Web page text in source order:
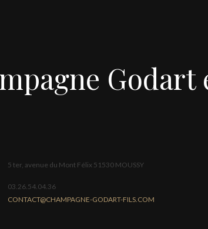
Godart
5 ter, avenue du Mont Félix 51530 MOUSSY
03.26.54.04.36
CONTACT@CHAMPAGNE-GODART-FILS.COM